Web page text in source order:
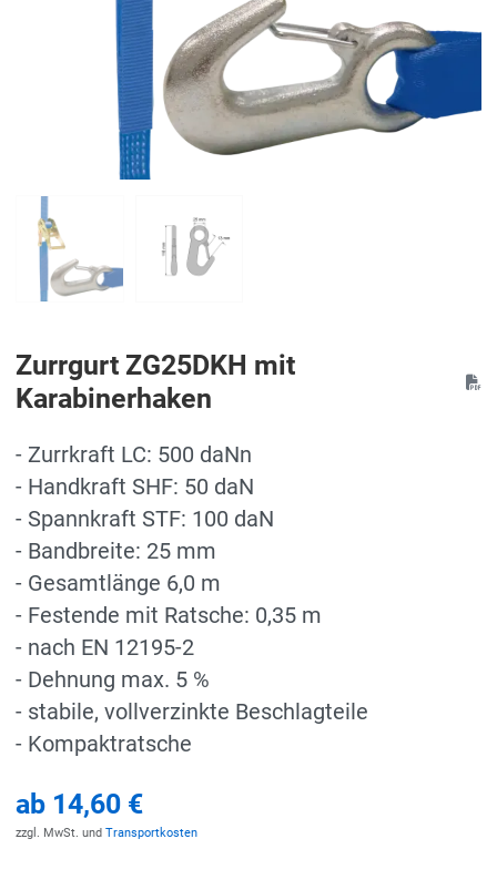
Zurrgurt ZG25DKH mit
Karabinerhaken
- Zurrkraft LC: 500 daNn
- Handkraft SHF: 50 daN
- Spannkraft STF: 100 daN
- Bandbreite: 25 mm
- Gesamtlänge 6,0 m
- Festende mit Ratsche: 0,35 m
- nach EN 12195-2
- Dehnung max. 5 %
- stabile, vollverzinkte Beschlagteile
- Kompaktratsche
ab 14,60 €
zzgl. MwSt. und Transportkosten